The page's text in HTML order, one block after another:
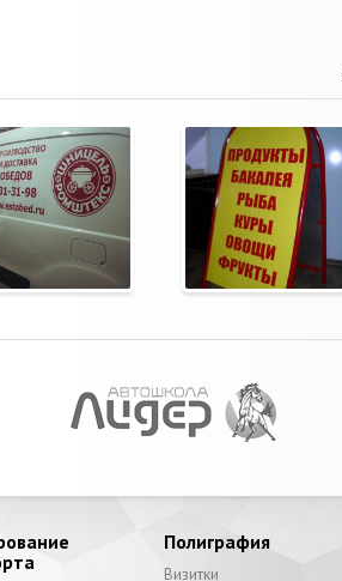
Полиграфия
Визитки